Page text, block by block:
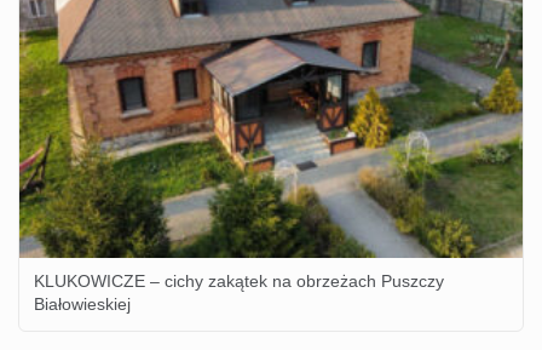
KLUKOWICZE – cichy zakątek na obrzeżach Puszczy
Białowieskiej